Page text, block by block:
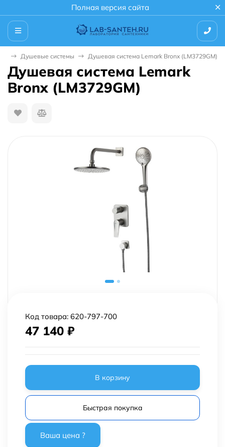
Полная версия сайта
Душевые системы Душевая система Lemark Bronx (LM3729GM)
Душевая система Lemark
Bronx (LM3729GM)
Код товара: 620-797-700
47 140 ₽
В корзину
Быстрая покупка